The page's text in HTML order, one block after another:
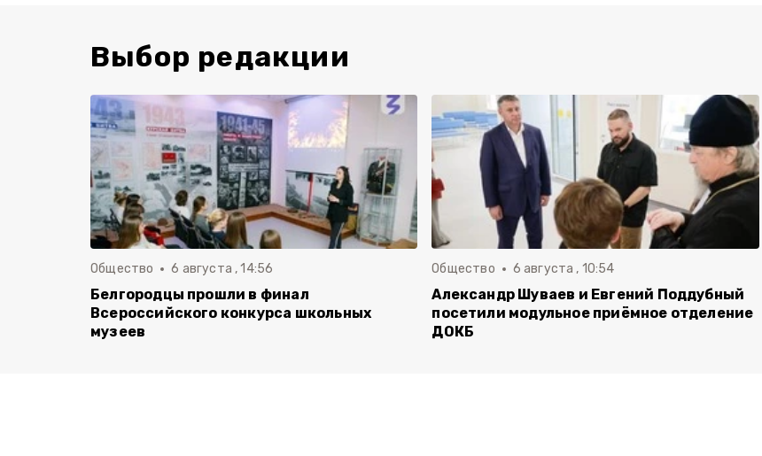
Выбор редакции
Общество 6 августа , 14:56
Белгородцы прошли в финал
Всероссийского конкурса школьных
музеев
Общество 6 августа , 10:54
Александр Шуваев и Евгений Поддубный
посетили модульное приёмное отделение
ДОКБ